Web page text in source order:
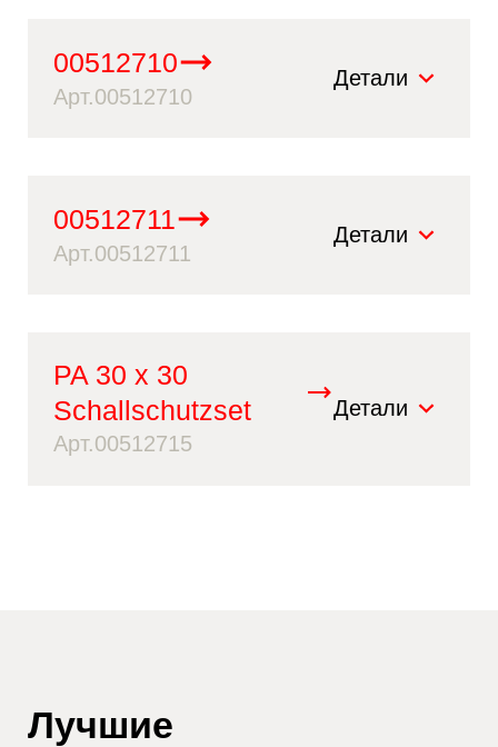
00512710
Арт.00512710
Детали
00512711
Арт.00512711
Детали
PA 30 x 30
Schallschutzset
Арт.00512715
Детали
Лучшие